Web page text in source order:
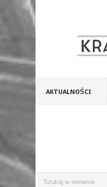
AKTUALNOŚCI